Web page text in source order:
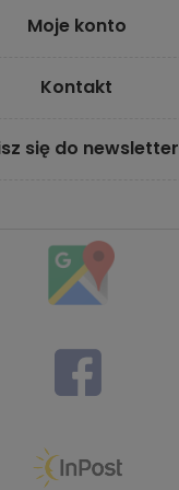
Moje konto
Kontakt
się do